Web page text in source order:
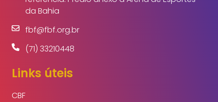
da Bahia
fbf@fbf.org.br
(71) 33210448
Links úteis
CBF